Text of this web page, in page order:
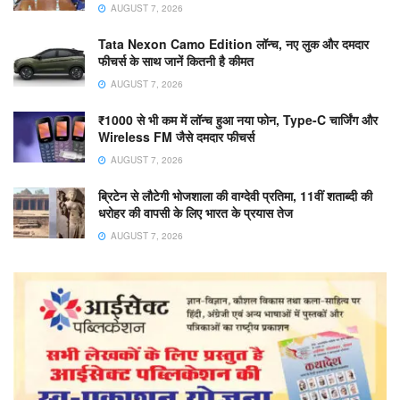
AUGUST 7, 2026
Tata Nexon Camo Edition लॉन्च, नए लुक और दमदार
फीचर्स के साथ जानें कितनी है कीमत
AUGUST 7, 2026
₹1000 से भी कम में लॉन्च हुआ नया फोन, Type-C चार्जिंग और
Wireless FM जैसे दमदार फीचर्स
AUGUST 7, 2026
ब्रिटेन से लौटेगी भोजशाला की वाग्देवी प्रतिमा, 11वीं शताब्दी की
धरोहर की वापसी के लिए भारत के प्रयास तेज
AUGUST 7, 2026